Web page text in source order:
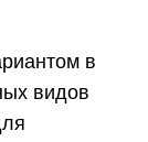
в
видов